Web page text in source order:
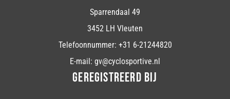
Sparrendaal 49
3452 LH Vleuten
Telefoonnummer: +31 6-21244820
E-mail: gv@cyclosportive.nl
GEREGISTREERD BIJ